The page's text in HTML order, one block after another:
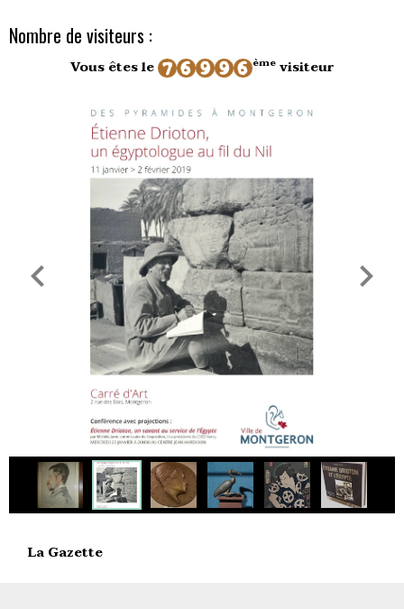
Nombre de visiteurs :
Vous êtes le èmevisiteur
La Gazette